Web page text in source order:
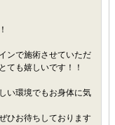
ンで施術させていただ
ても嬉しいです！！
い環境でもお身体に気
ひお待ちしております